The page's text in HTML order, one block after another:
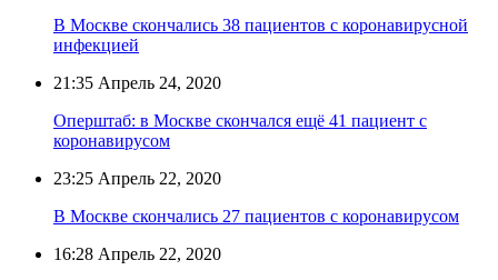
В Москве скончались 38 пациентов с коронавирусной
инфекцией
21:35 Апрель 24, 2020
Оперштаб: в Москве скончался ещё 41 пациент с
коронавирусом
23:25 Апрель 22, 2020
В Москве скончались 27 пациентов с коронавирусом
16:28 Апрель 22, 2020